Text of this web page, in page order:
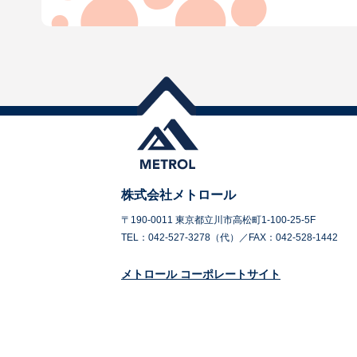
株式会社メトロール
〒190-0011 東京都立川市高松町1-100-25-5F
TEL：042-527-3278（代）／FAX：042-528-1442
メトロール コーポレートサイト